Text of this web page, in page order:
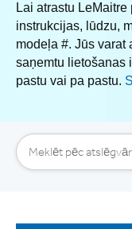
News, Training,
Investor Relations
Contact
Lai atrastu
instrukcijas, lūdzu,
modeļa #. Jūs varat
saņemtu lietošanas
pastu vai pa pastu.